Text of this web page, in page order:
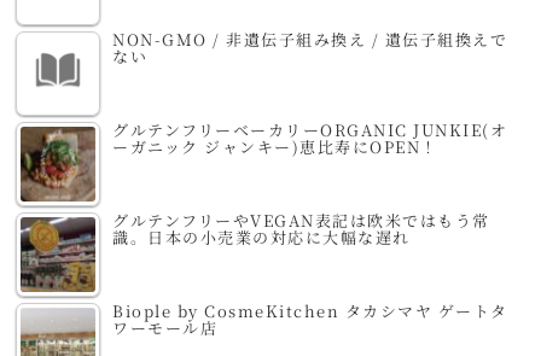
NON-GMO / 非遺伝子組み換え / 遺伝子組換えで
ない
グルテンフリーベーカリーORGANIC JUNKIE(オ
ーガニック ジャンキー)恵比寿にOPEN！
グルテンフリーやVEGAN表記は欧米ではもう常
識。日本の小売業の対応に大幅な遅れ
Biople by CosmeKitchen タカシマヤ ゲートタ
ワーモール店